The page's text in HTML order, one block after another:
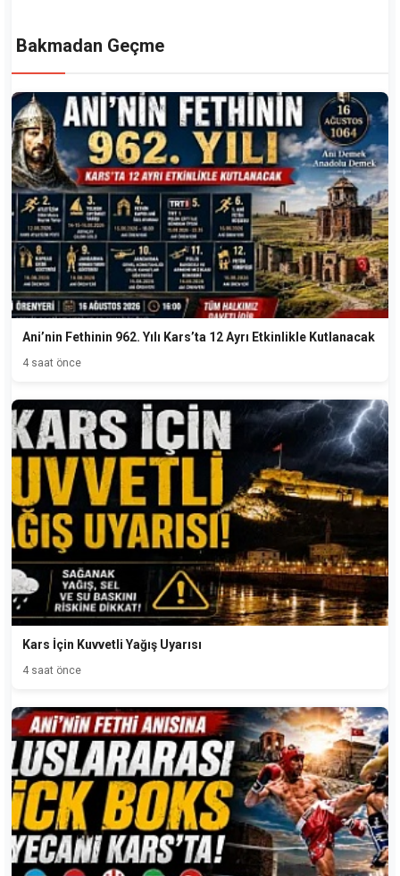
Bakmadan Geçme
Ani’nin Fethinin 962. Yılı Kars’ta 12 Ayrı Etkinlikle Kutlanacak
4 saat önce
Kars İçin Kuvvetli Yağış Uyarısı
4 saat önce